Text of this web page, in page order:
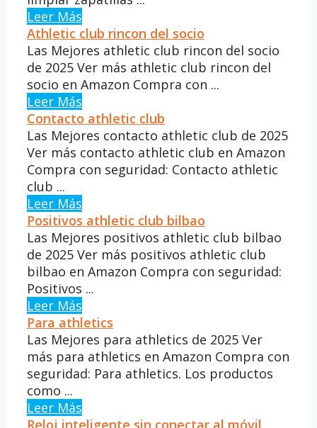
Leer Más
Athletic club rincon del socio
Las Mejores athletic club rincon del socio
de 2025 Ver más athletic club rincon del
socio en Amazon Compra con ...
Leer Más
Contacto athletic club
Las Mejores contacto athletic club de 2025
Ver más contacto athletic club en Amazon
Compra con seguridad: Contacto athletic
club ...
Leer Más
Positivos athletic club bilbao
Las Mejores positivos athletic club bilbao
de 2025 Ver más positivos athletic club
bilbao en Amazon Compra con seguridad:
Positivos ...
Leer Más
Para athletics
Las Mejores para athletics de 2025 Ver
más para athletics en Amazon Compra con
seguridad: Para athletics. Los productos
como ...
Leer Más
Reloj inteligente sin conectar al móvil